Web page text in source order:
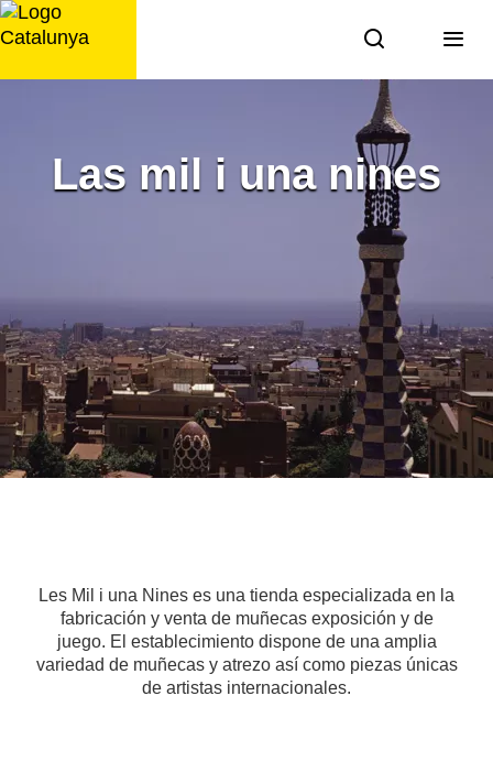
Saltar
al
Las mil i una nines
Les Mil i una Nines es una tienda especializada en la
fabricación y venta de muñecas exposición y de
juego. El establecimiento dispone de una amplia
variedad de muñecas y atrezo así como piezas únicas
de artistas internacionales.